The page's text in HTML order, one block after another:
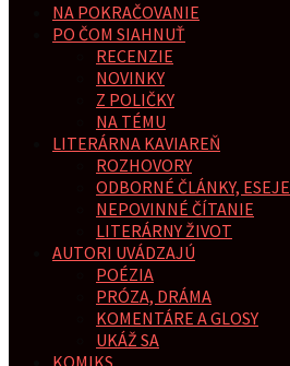
NA POKRAČOVANIE
PO ČOM SIAHNUŤ
RECENZIE
NOVINKY
Z POLIČKY
NA TÉMU
LITERÁRNA KAVIAREŇ
ROZHOVORY
ODBORNÉ ČLÁNKY, ESEJE
NEPOVINNÉ ČÍTANIE
LITERÁRNY ŽIVOT
AUTORI UVÁDZAJÚ
POÉZIA
PRÓZA, DRÁMA
KOMENTÁRE A GLOSY
UKÁŽ SA